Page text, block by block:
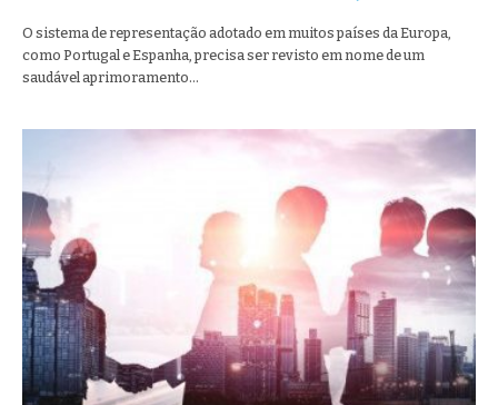
O sistema de representação adotado em muitos países da Europa,
como Portugal e Espanha, precisa ser revisto em nome de um
saudável aprimoramento…